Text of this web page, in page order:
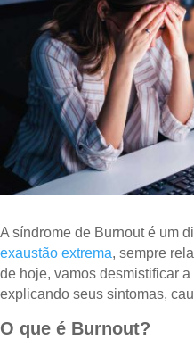
A síndrome de Burnout é um
exaustão extrema, sempre
de hoje, vamos desmistificar
explicando seus sintomas,
O que é Burnout?